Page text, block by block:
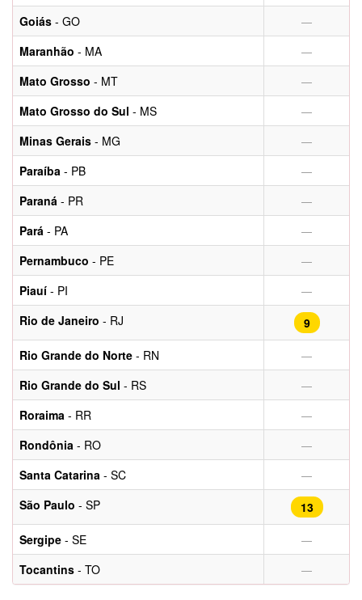
Goiás - GO —
Maranhão - MA —
Mato Grosso - MT —
Mato Grosso do Sul - MS —
Minas Gerais - MG —
Paraíba - PB —
Paraná - PR —
Pará - PA —
Pernambuco - PE —
Piauí - PI —
Rio de Janeiro - RJ
9
Rio Grande do Norte - RN —
Rio Grande do Sul - RS —
Roraima - RR —
Rondônia - RO —
Santa Catarina - SC —
São Paulo - SP
13
Sergipe - SE —
Tocantins - TO —